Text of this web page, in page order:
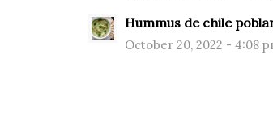
Hummus de chile
October 20, 2022 - 4:08